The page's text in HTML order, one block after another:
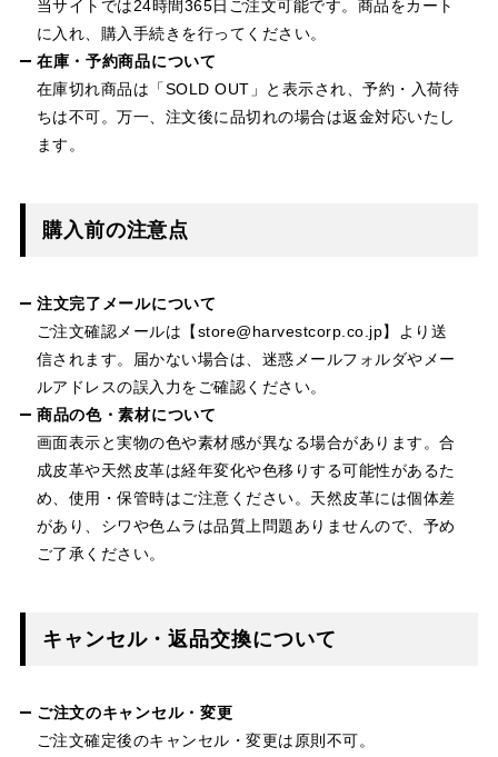
当サイトでは24時間365日ご注文可能です。商品をカート
に入れ、購入手続きを行ってください。
在庫・予約商品について
在庫切れ商品は「SOLD OUT」と表示され、予約・入荷待
ちは不可。万一、注文後に品切れの場合は返金対応いたし
ます。
購入前の注意点
注文完了メールについて
ご注文確認メールは【store@harvestcorp.co.jp】より送
信されます。届かない場合は、迷惑メールフォルダやメー
ルアドレスの誤入力をご確認ください。
商品の色・素材について
画面表示と実物の色や素材感が異なる場合があります。合
成皮革や天然皮革は経年変化や色移りする可能性があるた
め、使用・保管時はご注意ください。天然皮革には個体差
があり、シワや色ムラは品質上問題ありませんので、予め
ご了承ください。
キャンセル・返品交換について
ご注文のキャンセル・変更
ご注文確定後のキャンセル・変更は原則不可。